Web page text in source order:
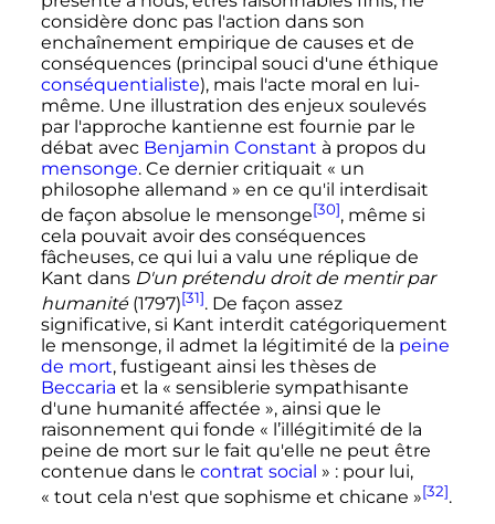
considère donc pas l'action dans son
enchaînement empirique de causes et de
conséquences (principal souci d'une éthique
conséquentialiste), mais l'acte moral en lui-
même. Une illustration des enjeux soulevés
par l'approche kantienne est fournie par le
débat avec Benjamin Constant à propos du
mensonge. Ce dernier critiquait « un
philosophe allemand » en ce qu'il interdisait
de façon absolue le mensonge[30], même si
cela pouvait avoir des conséquences
fâcheuses, ce qui lui a valu une réplique de
Kant dans D'un prétendu droit de mentir par
humanité(1797)[31]. De façon assez
significative, si Kant interdit catégoriquement
le mensonge, il admet la légitimité de la peine
de mort, fustigeant ainsi les thèses de
Beccaria et la « sensiblerie sympathisante
d'une humanité affectée », ainsi que le
raisonnement qui fonde « l’illégitimité de la
peine de mort sur le fait qu'elle ne peut être
contenue dans le contrat social » : pour lui,
« tout cela n'est que sophisme et chicane »[32].